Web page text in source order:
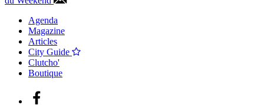
Agenda
Magazine
Articles
City Guide
Clutcho'
Boutique